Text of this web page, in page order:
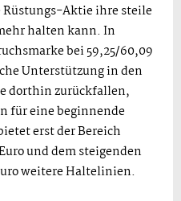
Aktie ihre steile
halten kann. In
bei 59,25/60,09
Unterstützung in den
dorthin zurückfallen,
für eine beginnende
erst der Bereich
und dem steigenden
weitere Haltelinien.